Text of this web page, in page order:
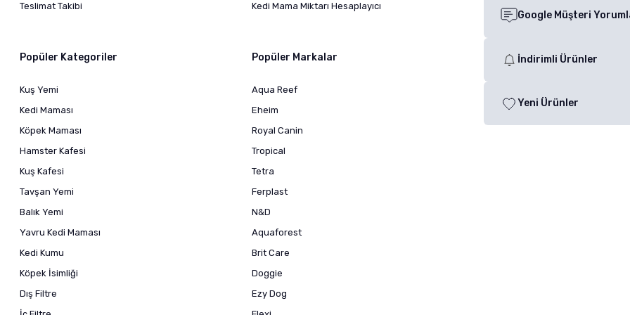
Teslimat Takibi Kedi Mama Miktarı Hesaplayıcı
Popüler Kategoriler
Kuş Yemi
Kedi Maması
Köpek Maması
Hamster Kafesi
Kuş Kafesi
Tavşan Yemi
Balık Yemi
Yavru Kedi Maması
Kedi Kumu
Köpek İsimliği
Dış Filtre
Popüler Markalar
Aqua Reef
Eheim
Royal Canin
Tropical
Tetra
Ferplast
N&D
Aquaforest
Brit Care
Doggie
Ezy Dog
Google Müşteri
İndirimli Ürünler
Yeni Ürünler